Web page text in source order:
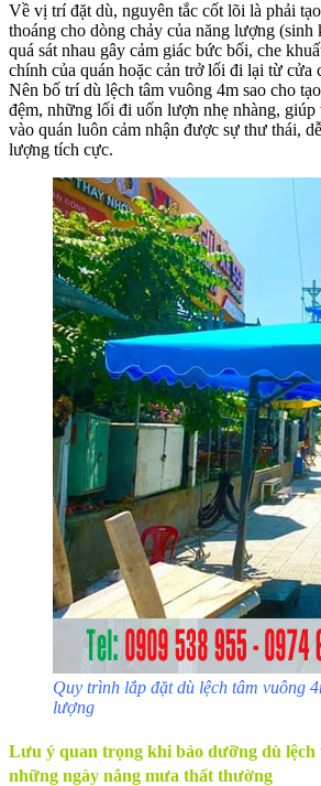
Về vị trí đặt dù, nguyên tắc cốt lõi là phải
thoáng cho dòng chảy của năng lượng
quá sát nhau gây cảm giác bức bối, che
chính của quán hoặc cản trở lối đi lại từ cửa
Nên bố trí dù lệch tâm vuông 4m sao cho
đệm, những lối đi uốn lượn nhẹ nhàng,
vào quán luôn cảm nhận được sự thư thái,
lượng tích cực.
Quy trình lắp đặt dù lệch tâm vuông
lượng
Lưu ý quan trọng khi bảo dưỡng dù lệch
những ngày nắng mưa thất thường